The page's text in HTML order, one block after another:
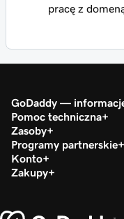
pracę z
GoDaddy —
Pomoc techniczna
Zasoby
Programy partnerskie
Konto
Zakupy